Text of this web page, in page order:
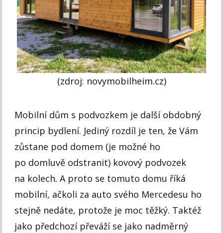
(zdroj: novymobilheim.cz)
Mobilní dům s podvozkem je další obdobný
princip bydlení. Jediný rozdíl je ten, že Vám
zůstane pod domem (je možné ho
po domluvě odstranit) kovový podvozek
na kolech. A proto se tomuto domu říká
mobilní, ačkoli za auto svého Mercedesu ho
stejně nedáte, protože je moc těžký. Taktéž
jako předchozí převáží se jako nadměrný